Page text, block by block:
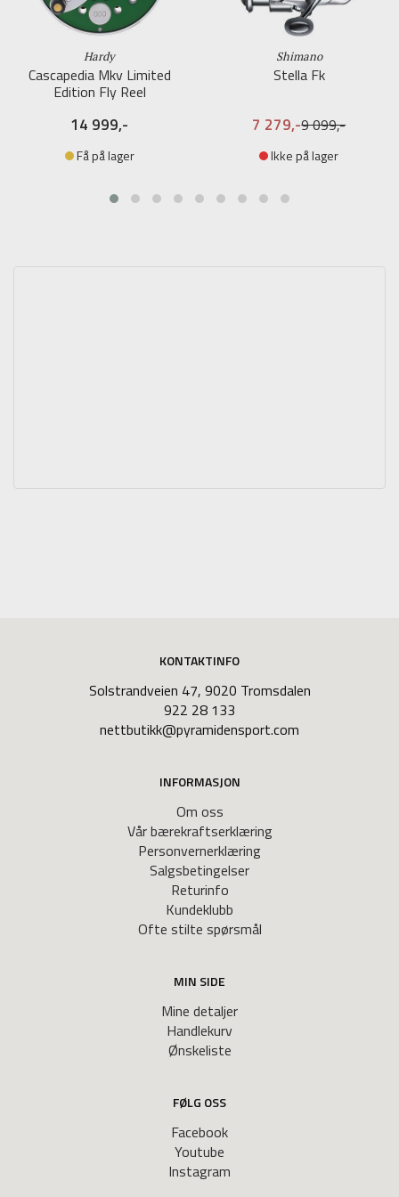
Hardy
Cascapedia Mkv Limited
Edition Fly Reel
14 999,-
Få på lager
Shimano
Stella Fk
9 099,-
7 279,-
Ikke på lager
KONTAKTINFO
Solstrandveien 47, 9020 Tromsdalen
922 28 133
nettbutikk@pyramidensport.com
INFORMASJON
Om oss
Vår bærekraftserklæring
Personvernerklæring
Salgsbetingelser
Returinfo
Kundeklubb
Ofte stilte spørsmål
MIN SIDE
Mine detaljer
Handlekurv
Ønskeliste
FØLG OSS
Facebook
Youtube
Instagram